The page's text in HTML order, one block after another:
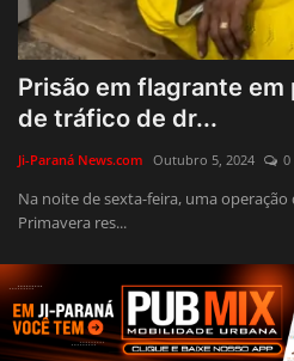
Polícia
Política
Justiça
Brasil
Educação
Galeria
Prisão em flagrante
de tráfico de dr...
Ji-Paraná News.com Outubro 5, 2024 0
Na noite de sexta-feira, uma
Primavera res...